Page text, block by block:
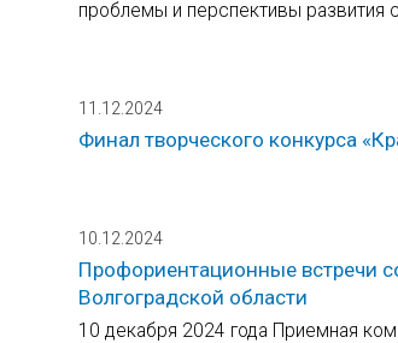
проблемы и перспективы развития
11.12.2024
Финал творческого конкурса
10.12.2024
Профориентационные встречи
Волгоградской области
10 декабря 2024 года Приемная